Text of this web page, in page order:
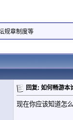
规章制度等
回复: 如何畅游本
现在你应该知道怎